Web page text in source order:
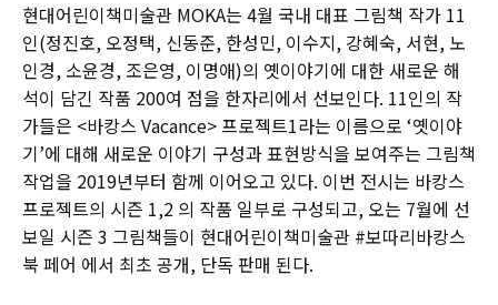
현대어린이책미술관 MOKA는 4월 국내 대표 그림책 작가 11
인(정진호, 오정택, 신동준, 한성민, 이수지, 강혜숙, 서현, 노
인경, 소윤경, 조은영, 이명애)의 옛이야기에 대한 새로운 해
석이 담긴 작품 200여 점을 한자리에서 선보인다. 11인의 작
가들은 <바캉스 Vacance> 프로젝트1라는 이름으로 ‘옛이야
기’에 대해 새로운 이야기 구성과 표현방식을 보여주는 그림책
작업을 2019년부터 함께 이어오고 있다. 이번 전시는 바캉스
프로젝트의 시즌 1,2 의 작품 일부로 구성되고, 오는 7월에 선
보일 시즌 3 그림책들이 현대어린이책미술관 #보따리바캉스
북 페어 에서 최초 공개, 단독 판매 된다.